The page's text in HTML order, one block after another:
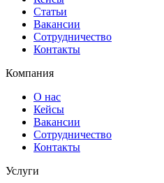
Статьи
Вакансии
Сотрудничество
Контакты
Компания
О нас
Кейсы
Вакансии
Сотрудничество
Контакты
Услуги